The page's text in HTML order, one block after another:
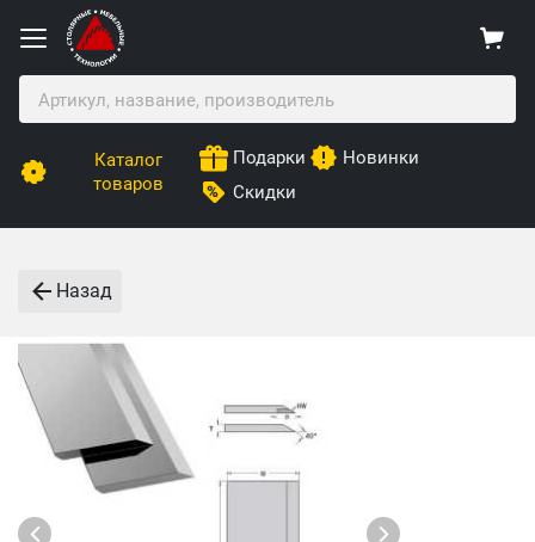
Каталог
товаров
Подарки
Новинки
Скидки
Назад